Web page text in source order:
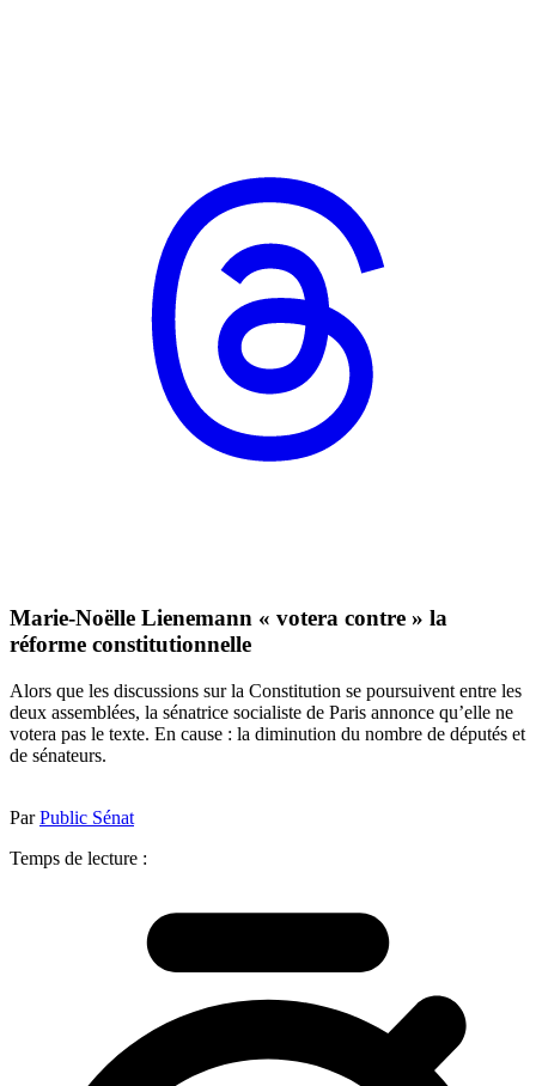
Marie-Noëlle Lienemann « votera contre » la
réforme constitutionnelle
Alors que les discussions sur la Constitution se poursuivent entre les
deux assemblées, la sénatrice socialiste de Paris annonce qu’elle ne
votera pas le texte. En cause : la diminution du nombre de députés et
de sénateurs.
ParPublic Sénat
Temps de lecture :